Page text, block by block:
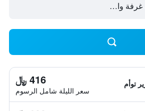
416 ﷼
سعر الليلة شامل الرسوم